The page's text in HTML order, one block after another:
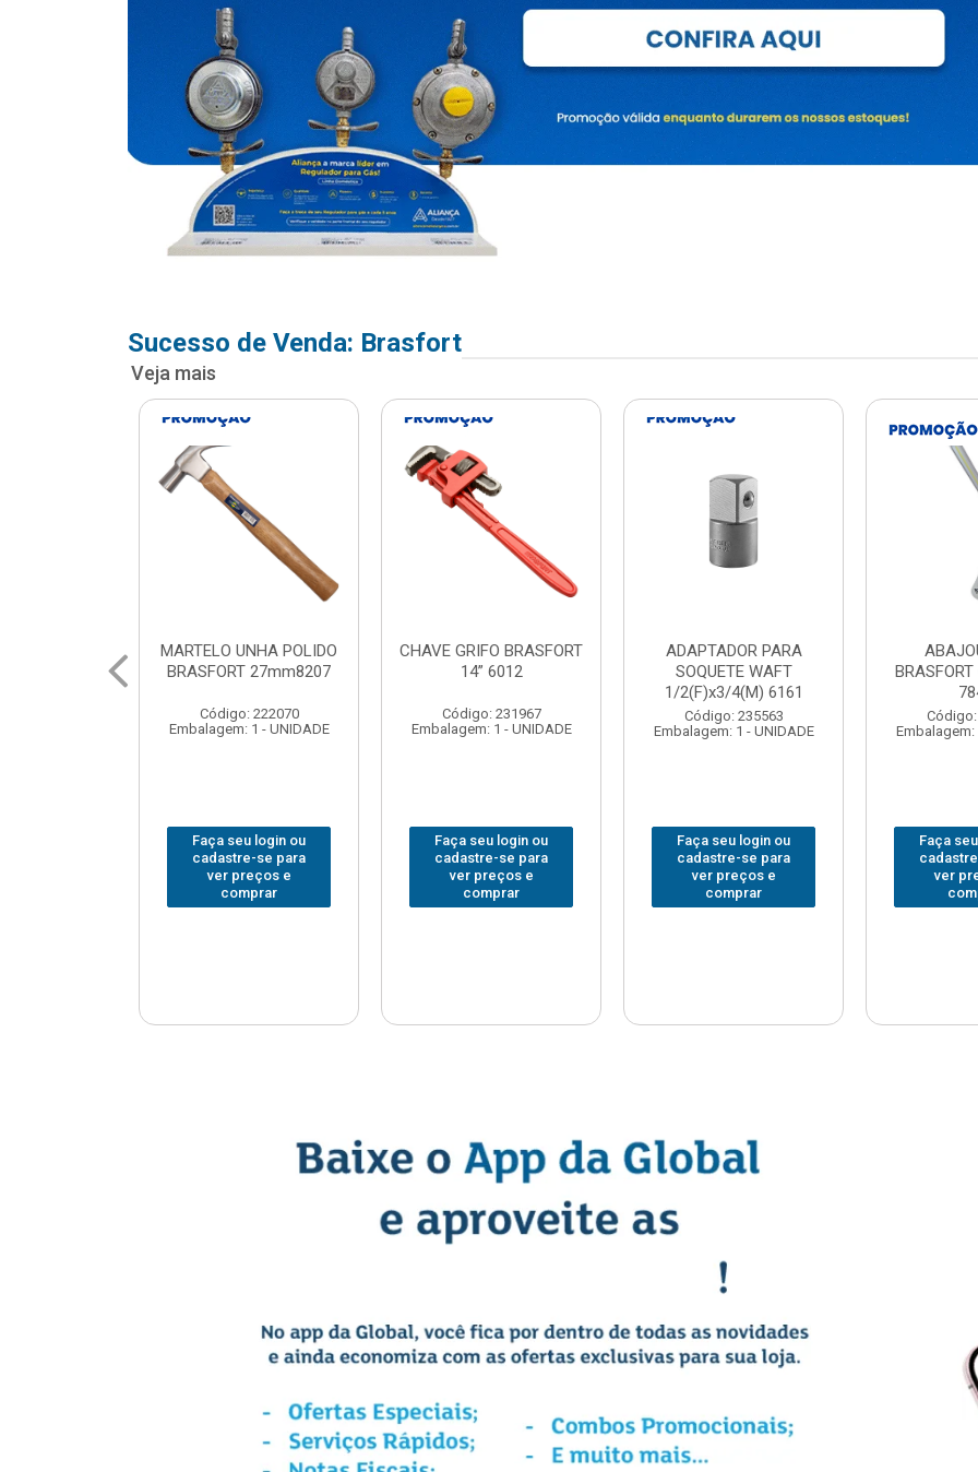
Sucesso de Venda: Brasfort
Veja mais
CHAVE GRIFO BRASFORT
14” 6012
Código: 231967
Embalagem: 1 - UNIDADE
Faça seu login ou
cadastre-se para
ver preços e
comprar
ADAPTADOR PARA
SOQUETE WAFT
Código: 235563
Embalagem: 1 - UNIDADE
Faça seu login ou
cadastre-se para
ver preços e
comprar
ABAJOUR LED
BRASFORT COB MESA
7844
Código: 310379
Embalagem: 1 - UNIDADE
Faça seu login ou
cadastre-se para
ver preços e
comprar
Faça
ver